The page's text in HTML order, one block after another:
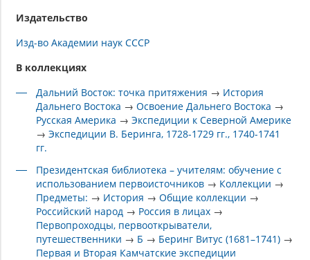
Издательство
Изд-во Академии наук СССР
В коллекциях
Дальний Восток: точка притяжения → История
Дальнего Востока →Освоение Дальнего Востока →
Русская Америка →Экспедиции к Северной Америке
→Экспедиции В. Беринга, 1728-1729 гг., 1740-1741
гг.
Президентская библиотека – учителям: обучение с
использованием первоисточников → Коллекции →
Предметы: → История →Общие коллекции →
Российский народ → Россия в лицах →
Первопроходцы, первооткрыватели,
путешественники → Б → Беринг Витус (1681–1741) →
Первая и Вторая Камчатские экспедиции